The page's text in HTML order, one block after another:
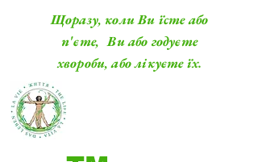
Щоразу, коли Ви їсте або
п'єте, Ви або годуєте
хвороби, або лікуєте їх.